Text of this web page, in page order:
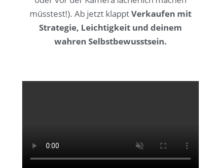
müsstest!). Ab jetzt klapptVerkaufen mit
Strategie, Leichtigkeit und deinem
wahren Selbstbewusstsein.